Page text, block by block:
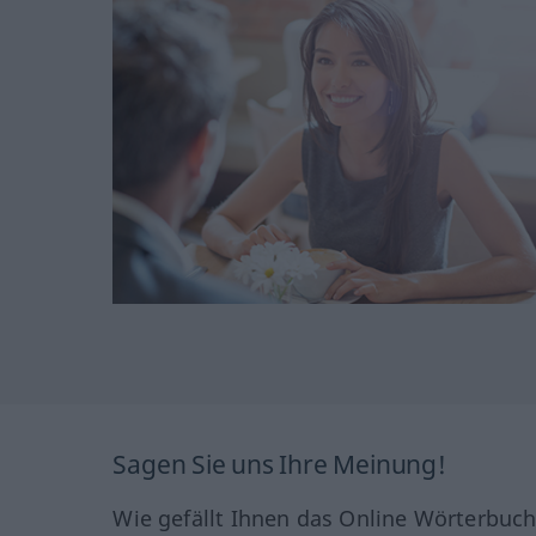
Sagen Sie uns Ihre Meinung!
Wie gefällt Ihnen das Online